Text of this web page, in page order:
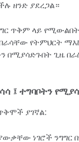
ዘንድ ያደረጋል።
ጥቅም ላይ
የትምህርት
በሚያሳድጉበት ጊዜ
፤ ተግባቦትን
ያገኛል:
ነገሮች ንግግር